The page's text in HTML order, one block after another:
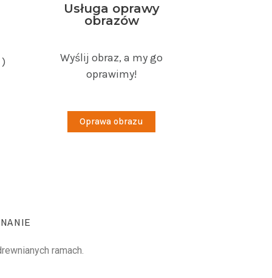
Usługa oprawy
obrazów
Wyślij obraz, a my go
oprawimy!
Oprawa obrazu
ramach.